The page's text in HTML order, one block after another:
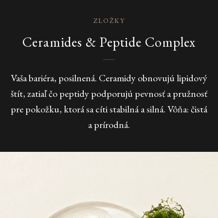
ZLOŽKY
Ceramides & Peptide Complex
Vaša bariéra, posilnená. Ceramidy obnovujú lipidový
štít, zatiaľ čo peptidy podporujú pevnosť a pružnosť
pre pokožku, ktorá sa cíti stabilná a silná. Vôňa: čistá
a prírodná.